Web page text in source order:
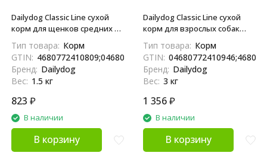
Dailydog Classic Line сухой
корм для щенков средних и
1,5 кг
Тип товара: Корм
GTIN: 4680772410809;04680772410809
Бренд: Dailydog
Вес: 1.5 кг
823 ₽
В наличии
В корзину
Dailydog Classic Line сухой
корм для взрослых собак
индейкой и рыбой - 3 кг
Тип товара: Корм
GTIN:
Бренд: Dailydog
Вес: 3 кг
1 356₽
В наличии
В корзину